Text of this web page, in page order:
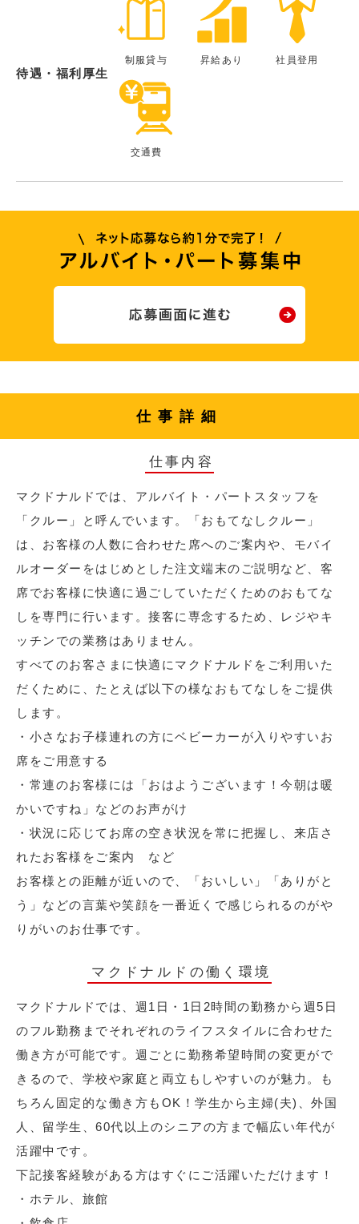
待遇・福利厚生
制服貸与 昇給あり 社員登用
交通費
仕事詳細
仕事内容
マクドナルドでは、アルバイト・パートスタッフを
「クルー」と呼んでいます。「おもてなしクルー」
は、お客様の人数に合わせた席へのご案内や、モバイ
ルオーダーをはじめとした注文端末のご説明など、客
席でお客様に快適に過ごしていただくためのおもてな
しを専門に行います。接客に専念するため、レジやキ
ッチンでの業務はありません。
すべてのお客さまに快適にマクドナルドをご利用いた
だくために、たとえば以下の様なおもてなしをご提供
します。
・小さなお子様連れの方にベビーカーが入りやすいお
席をご用意する
・常連のお客様には「おはようございます！今朝は暖
かいですね」などのお声がけ
・状況に応じてお席の空き状況を常に把握し、来店さ
れたお客様をご案内 など
お客様との距離が近いので、「おいしい」「ありがと
う」などの言葉や笑顔を一番近くで感じられるのがや
りがいのお仕事です。
マクドナルドの働く環境
マクドナルドでは、週1日・1日2時間の勤務から週5日
のフル勤務までそれぞれのライフスタイルに合わせた
働き方が可能です。週ごとに勤務希望時間の変更がで
きるので、学校や家庭と両立もしやすいのが魅力。も
ちろん固定的な働き方もOK！学生から主婦(夫)、外国
人、留学生、60代以上のシニアの方まで幅広い年代が
活躍中です。
下記接客経験がある方はすぐにご活躍いただけます！
・ホテル、旅館